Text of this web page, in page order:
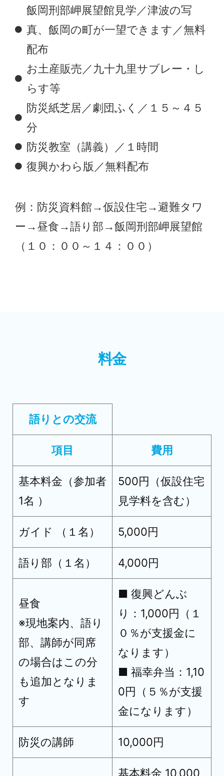
飯岡刑部岬展望館見学／津波の写
真、飯岡の町が一望できます／無料
配布
お土産販売／九十九里サブレー・し
らす等
防災紙芝居／劇団ふく／１５～４５
分
防災教室（講義）／１時間
復興かわら版／無料配布
例：防災資料館→仮設住宅→避難タワ
ー→昼食→語り部→飯岡刑部岬展望館
（１０：００～１４：００）
料金
語りとの交流
項目 費用
基本料金（参加者
1名 ）
500円（仮設住宅
見学料を含む）
ガイド （１名） 5,000円
語り部（１名） 4,000円
昼食
※現地案内、語り
部、講師が同席
の場合はこの分
も追加となりま
す
■ 復興どんぶ
り：1,000円（１
０％が支援金に
なります）
■ 福幸弁当：1,10
0円（５％が支援
金になります）
防災の講師 10,000円
基本料金 10,000